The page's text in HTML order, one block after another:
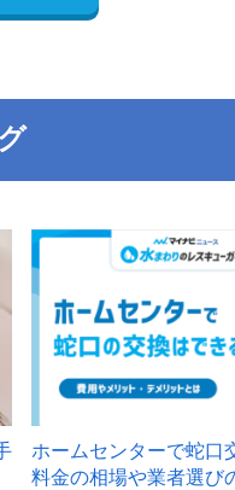
ホームセンターで蛇口
料金の相場や業者選び